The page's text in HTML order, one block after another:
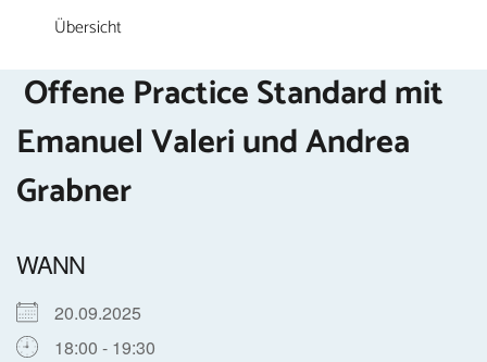
Übersicht
Offene Practice Standard mit
Emanuel Valeri und Andrea
Grabner
WANN
20.09.2025
18:00 - 19:30